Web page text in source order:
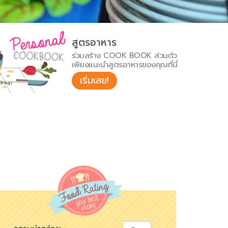
สูตรอาหาร
ร่วมสร้าง COOK BOOK ส่วนตัว
เพียงแนะนำสูตรอาหารของคุณที่นี่
เริ่มเลย!